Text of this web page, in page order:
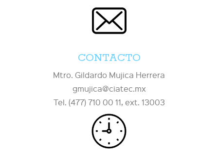
CONTACTO
Mtro. Gildardo Mujica Herrera
gmujica@ciatec.mx
Tel. (477) 710 00 11, ext. 13003